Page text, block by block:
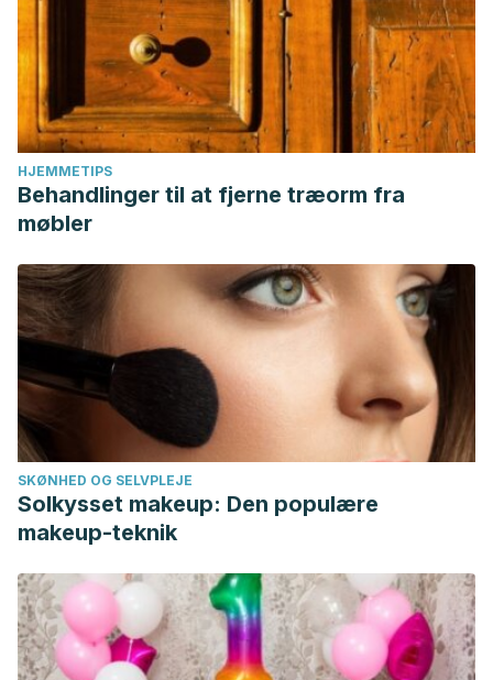
HJEMMETIPS
Behandlinger til at fjerne træorm fra
møbler
SKØNHED OG SELVPLEJE
Solkysset makeup: Den populære
makeup-teknik